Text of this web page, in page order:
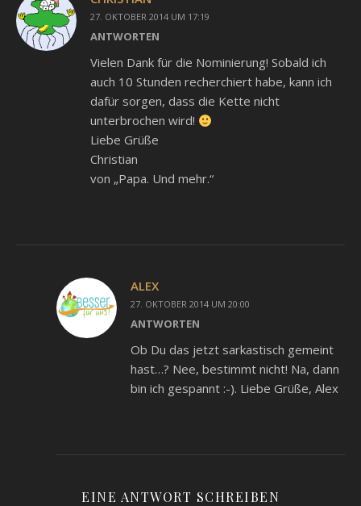
27. OKTOBER 2014 UM 17:19
ANTWORTEN
Vielen Dank für die Nominierung! Sobald ich
auch 10 Stunden recherchiert habe, kann ich
dafür sorgen, dass die Kette nicht
unterbrochen wird!
Liebe Grüße
Christian
von „Papa. Und mehr.“
ALEX
27. OKTOBER 2014 UM 20:00
ANTWORTEN
Ob Du das jetzt sarkastisch gemeint
hast…? Nee, bestimmt nicht! Na, dann
bin ich gespannt :-). Liebe Grüße, Alex
EINE ANTWORT SCHREIBEN